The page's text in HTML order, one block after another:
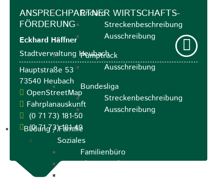
Enduro
Streckenbeschreibung
Ausschreibung
Pumptrack
Ausschreibung
Bundesliga
Streckenbeschreibung
Ausschreibung
Bildung / Familie
Soziales
Familienbüro
Ehrenamtsbörse
ANSPRECHPARTNER WIRTSCHAFTS-
FÖRDERUNG
Eckhard Häffner
Stadtverwaltung Heubach
Hauptstraße 53
73540 Heubach
OpenStreetMap
Fahrplanauskunft
(0 71 73) 181-50
(0 71 73) 181-49